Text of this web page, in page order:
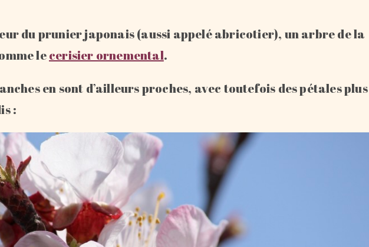
du prunier japonais (aussi appelé abricotier), un arbre de la
lecerisier ornemental.
en sont d’ailleurs proches, avec toutefois des pétales plus
: